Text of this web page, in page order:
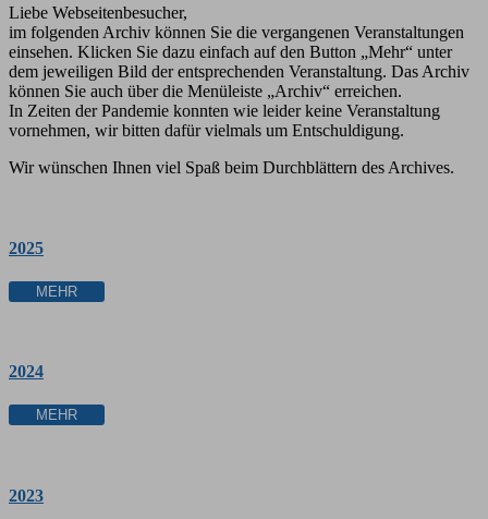
Liebe Webseitenbesucher,
im folgenden Archiv können Sie die vergangenen Veranstaltungen
einsehen. Klicken Sie dazu einfach auf den Button „Mehr“ unter
dem jeweiligen Bild der entsprechenden Veranstaltung. Das Archiv
können Sie auch über die Menüleiste „Archiv“ erreichen.
In Zeiten der Pandemie konnten wie leider keine Veranstaltung
vornehmen, wir bitten dafür vielmals um Entschuldigung.
Wir wünschen Ihnen viel Spaß beim Durchblättern des Archives.
2025
MEHR
2024
MEHR
2023